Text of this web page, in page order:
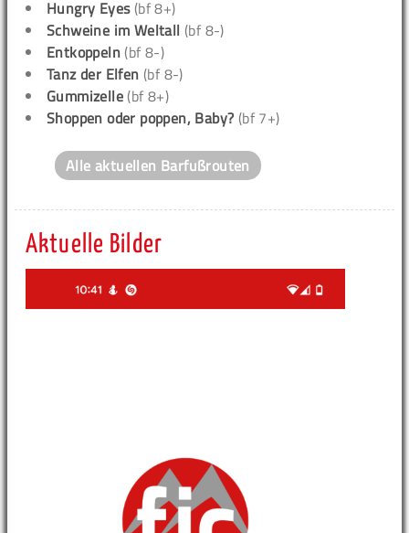
Hungry Eyes(bf 8+)
Schweine im Weltall (bf 8-)
Entkoppeln (bf 8-)
Tanz der Elfen (bf 8-)
Gummizelle (bf 8+)
Shoppen oder poppen, Baby? (bf 7+)
Alle aktuellen Barfußrouten
Aktuelle Bilder